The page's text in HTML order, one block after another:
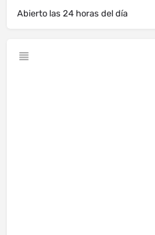
Abierto las 24 horas del día